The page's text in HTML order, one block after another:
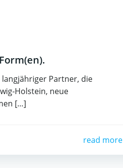
Partner, die
Holstein, neue
[…]
read more